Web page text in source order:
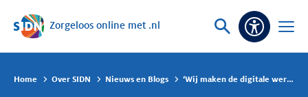
Sla navigatie over
Zorgeloos online met .nl
Vraag
Open
Home Over SIDN Nieuws en Blogs ‘Wij maken de digitale wereld makkelijker en veiliger’